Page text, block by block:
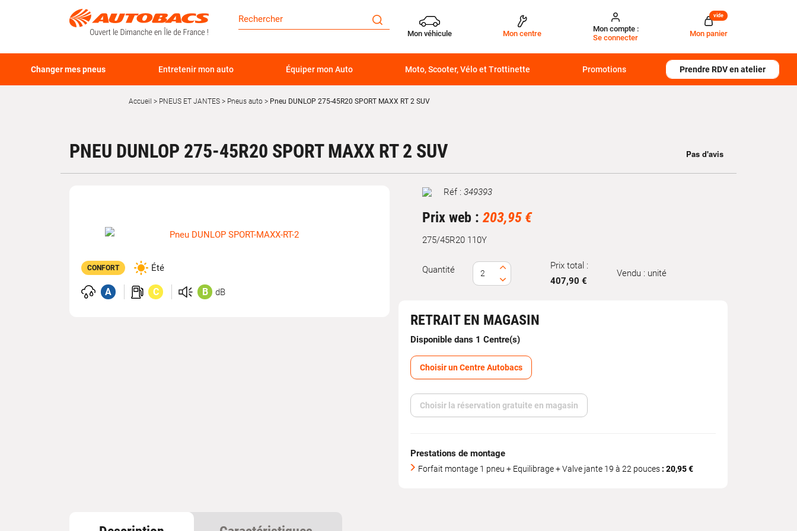
Mon véhicule Mon centre
Mon compte :
Se connecter
Mon panier
vide
Changer mes pneus Entretenir mon auto Équiper mon Auto Moto, Scooter, Vélo et Trottinette Promotions Prendre RDV en atelier
Accueil PNEUS ET JANTES Pneus auto Pneu DUNLOP 275-45R20 SPORT MAXX RT 2 SUV
PNEU DUNLOP 275-45R20 SPORT MAXX RT 2 SUV
CONFORT Été
A C B dB
MarqueRéf : 349393
Prix web : 203,95 €
275/45R20 110Y
Quantité
Prix total :
407,90 €
Vendu : unité
RETRAIT EN MAGASIN
Disponible dans 1 Centre(s)
Choisir un Centre Autobacs
Choisir la réservation gratuite en magasin
Prestations de montage
Forfait montage 1 pneu + Equilibrage + Valve jante 19 à 22 pouces : 20,95 €